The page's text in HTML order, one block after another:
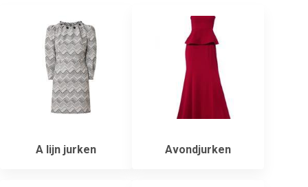
A lijn jurken Avondjurken